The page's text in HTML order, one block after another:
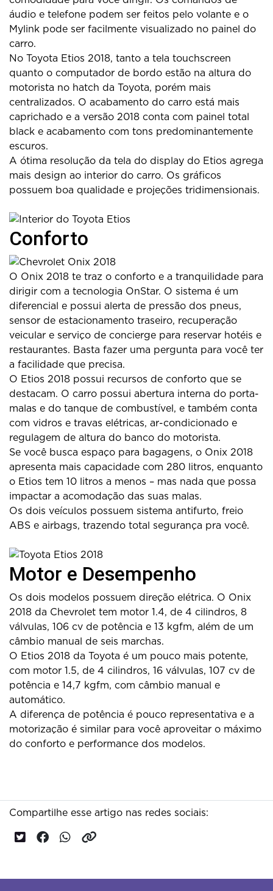
áudio e telefone podem ser feitos pelo volante e o
Mylink pode ser facilmente visualizado no painel do
carro.
No Toyota Etios 2018, tanto a tela touchscreen
quanto o computador de bordo estão na altura do
motorista no hatch da Toyota, porém mais
centralizados. O acabamento do carro está mais
caprichado e a versão 2018 conta com painel total
black e acabamento com tons predominantemente
escuros.
A ótima resolução da tela do display do Etios agrega
mais design ao interior do carro. Os gráficos
possuem boa qualidade e projeções tridimensionais.
Conforto
O Onix 2018 te traz o conforto e a tranquilidade para
dirigir com a tecnologia OnStar. O sistema é um
diferencial e possui alerta de pressão dos pneus,
sensor de estacionamento traseiro, recuperação
veicular e serviço de concierge para reservar hotéis e
restaurantes. Basta fazer uma pergunta para você ter
a facilidade que precisa.
O Etios 2018 possui recursos de conforto que se
destacam. O carro possui abertura interna do porta-
malas e do tanque de combustível, e também conta
com vidros e travas elétricas, ar-condicionado e
regulagem de altura do banco do motorista.
Se você busca espaço para bagagens, o Onix 2018
apresenta mais capacidade com 280 litros, enquanto
o Etios tem 10 litros a menos – mas nada que possa
impactar a acomodação das suas malas.
Os dois veículos possuem sistema antifurto, freio
ABS e airbags, trazendo total segurança pra você.
Motor e Desempenho
Os dois modelos possuem direção elétrica. O Onix
2018 da Chevrolet tem motor 1.4, de 4 cilindros, 8
válvulas, 106 cv de potência e 13 kgfm, além de um
câmbio manual de seis marchas.
O Etios 2018 da Toyota é um pouco mais potente,
com motor 1.5, de 4 cilindros, 16 válvulas, 107 cv de
potência e 14,7 kgfm, com câmbio manual e
automático.
A diferença de potência é pouco representativa e a
motorização é similar para você aproveitar o máximo
do conforto e performance dos modelos.
Compartilhe esse artigo nas redes sociais: